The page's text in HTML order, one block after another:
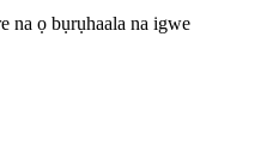
na ọ bụrụhaala na igwe